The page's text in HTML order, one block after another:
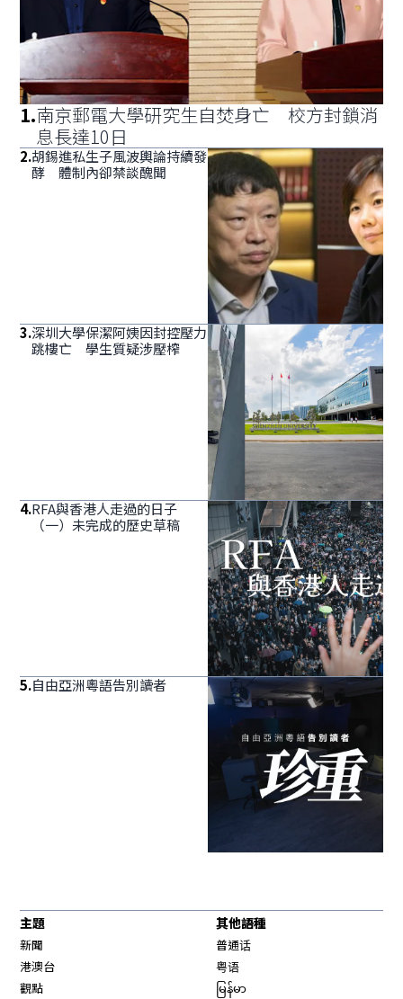
1.南京郵電大學研究生自焚身亡 校方封鎖消
息長達10日
2.胡錫進私生子風波輿論持續發
酵 體制內卻禁談醜聞
3.深圳大學保潔阿姨因封控壓力
跳樓亡 學生質疑涉壓榨
4.RFA與香港人走過的日子
（一）未完成的歷史草稿
5.自由亞洲粵語告別讀者
主題
新聞
港澳台
觀點
其他語種
普通话
粤语
မြန်မာ